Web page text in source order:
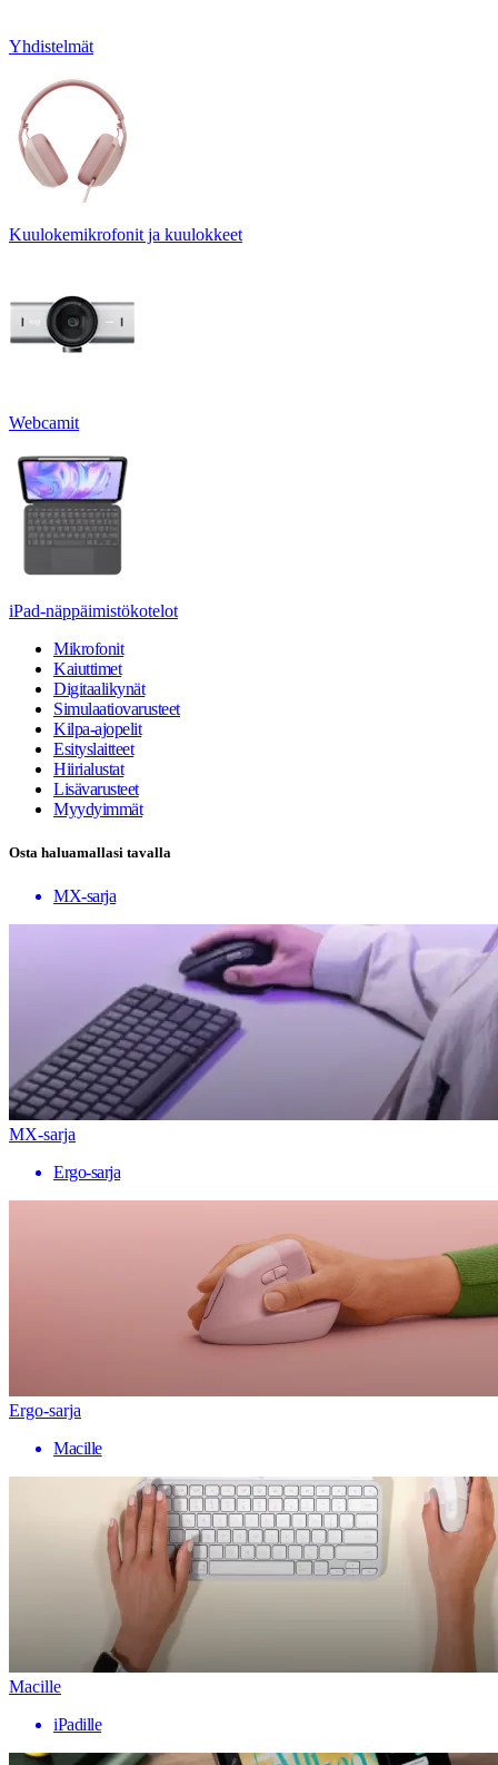
Yhdistelmät
Kuulokemikrofonit ja kuulokkeet
Webcamit
iPad-näppäimistökotelot
Mikrofonit
Kaiuttimet
Digitaalikynät
Simulaatiovarusteet
Kilpa-ajopelit
Esityslaitteet
Hiirialustat
Lisävarusteet
Myydyimmät
Osta haluamallasi tavalla
MX-sarja
MX-sarja
Ergo-sarja
Ergo-sarja
Macille
Macille
iPadille